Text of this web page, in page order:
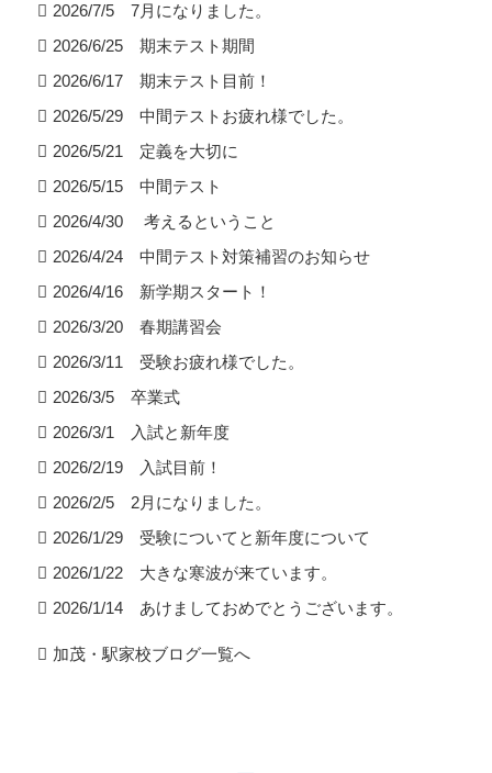
2026/7/5 7月になりました。
2026/6/25 期末テスト期間
2026/6/17 期末テスト目前！
2026/5/29 中間テストお疲れ様でした。
2026/5/21 定義を大切に
2026/5/15 中間テスト
2026/4/30 考えるということ
2026/4/24 中間テスト対策補習のお知らせ
2026/4/16 新学期スタート！
2026/3/20 春期講習会
2026/3/11 受験お疲れ様でした。
2026/3/5 卒業式
2026/3/1 入試と新年度
2026/2/19 入試目前！
2026/2/5 2月になりました。
2026/1/29 受験についてと新年度について
2026/1/22 大きな寒波が来ています。
2026/1/14 あけましておめでとうございます。
加茂・駅家校ブログ一覧へ